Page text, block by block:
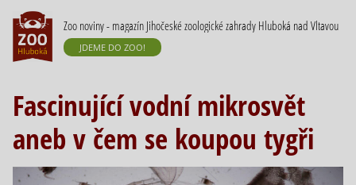
Zoo noviny - magazín Jihočeské zoologické zahrady Hluboká nad Vltavou
JDEME DO ZOO!
Fascinující vodní mikrosvět
aneb v čem se koupou tygři